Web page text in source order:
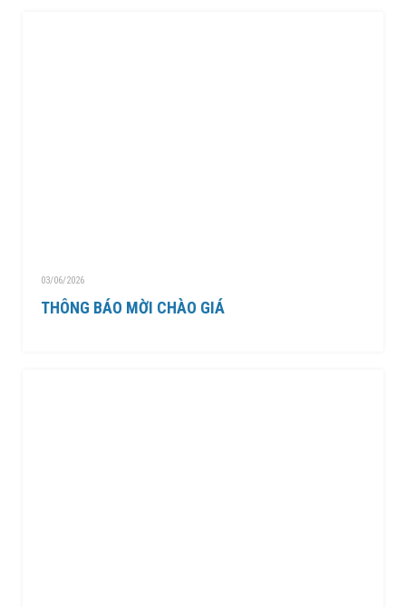
03/06/2026
THÔNG BÁO MỜI CHÀO GIÁ